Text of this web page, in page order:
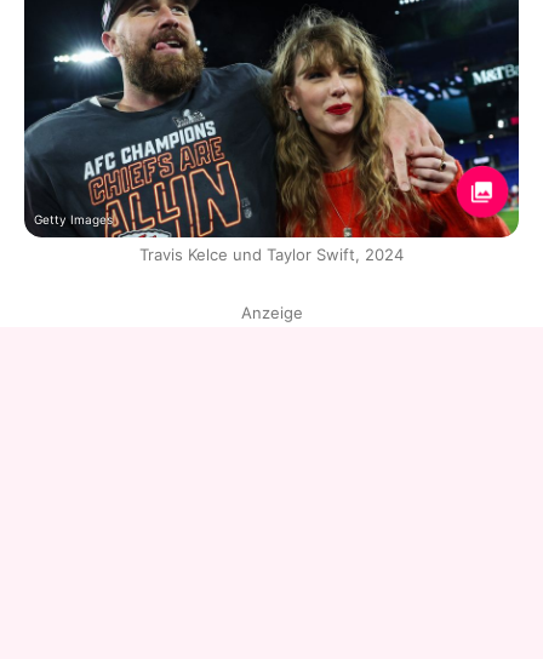
Getty Images
Travis Kelce und Taylor Swift, 2024
Anzeige